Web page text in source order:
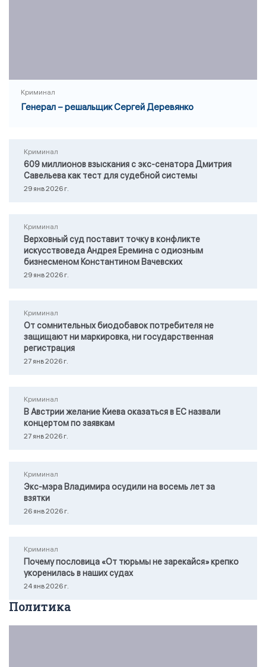
Криминал
Генерал – решальщик Сергей Деревянко
Криминал
609 миллионов взыскания с экс-сенатора Дмитрия
Савельева как тест для судебной системы
29 янв 2026 г.
Криминал
Верховный суд поставит точку в конфликте
искусствоведа Андрея Еремина с одиозным
бизнесменом Константином Вачевских
29 янв 2026 г.
Криминал
От сомнительных биодобавок потребителя не
защищают ни маркировка, ни государственная
регистрация
27 янв 2026 г.
Криминал
В Австрии желание Киева оказаться в ЕС назвали
концертом по заявкам
27 янв 2026 г.
Криминал
Экс-мэра Владимира осудили на восемь лет за
взятки
26 янв 2026 г.
Криминал
Почему пословица «От тюрьмы не зарекайся» крепко
укоренилась в наших судах
24 янв 2026 г.
Политика